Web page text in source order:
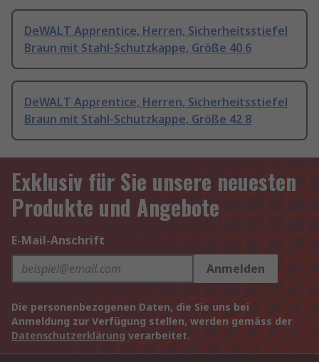
DeWALT Apprentice, Herren, Sicherheitsstiefel
Braun mit Stahl-Schutzkappe, Größe 40 6
DeWALT Apprentice, Herren, Sicherheitsstiefel
Braun mit Stahl-Schutzkappe, Größe 42 8
Exklusiv für Sie unsere neuesten
Produkte und Angebote
E-Mail-Anschrift
Anmelden
Die personenbezogenen Daten, die Sie uns bei
Anmeldung zur Verfügung stellen, werden gemäss der
Datenschutzerklärung verarbeitet.